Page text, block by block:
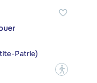
Patrie)
?